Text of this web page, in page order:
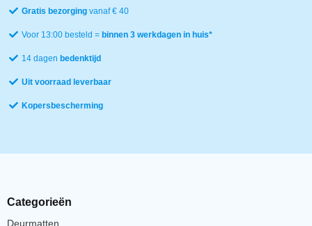
Gratis bezorgingvanaf € 40
Voor 13:00 besteld =binnen 3 werkdagen in huis*
14 dagenbedenktijd
Uit voorraad leverbaar
Kopersbescherming
Categorieën
Deurmatten